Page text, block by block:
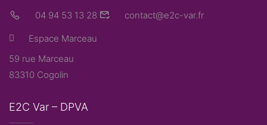
04 94 53 13 28 contact@e2c-var.fr
Espace Marceau
59 rue Marceau
83310 Cogolin
E2C Var – DPVA